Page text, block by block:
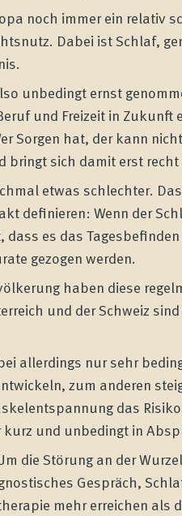
noch immer ein relativ
Dabei ist Schlaf,
unbedingt ernst
und Freizeit in Zukunft
Sorgen hat, der kann
sich damit erst
etwas schlechter.
definieren: Wenn der
dass es das
gezogen werden.
haben diese
und der Schweiz
allerdings nur sehr
zum anderen
das
und unbedingt in
die Störung an der
Gespräch,
mehr erreichen als